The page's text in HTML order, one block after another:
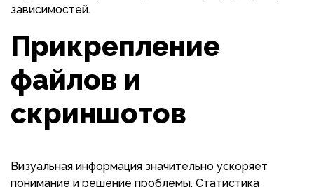
зависимостей.
Прикрепление
файлов и
скриншотов
Визуальная информация значительно ускоряет
понимание и решение проблемы. Статистика